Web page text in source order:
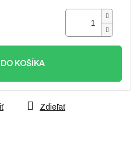
KOŠÍKA
Zdieľať